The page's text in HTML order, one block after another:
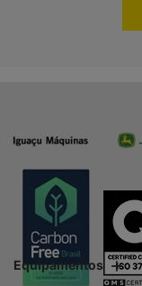
Equipamentos